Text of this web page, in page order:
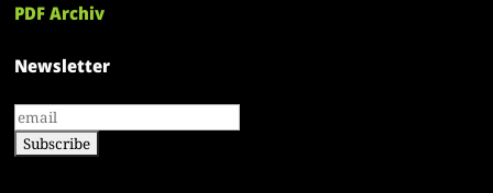
PDF Archiv
Newsletter